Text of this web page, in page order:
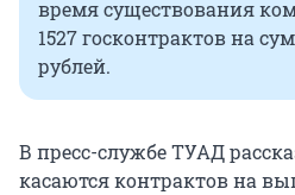
время существования
1527 госконтрактов на
рублей.
В пресс-службе ТУАД
касаются контрактов на